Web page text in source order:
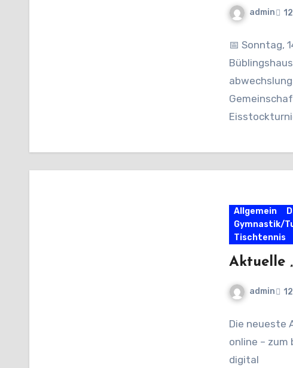
admin
📅 Sonntag,
Allgemein
Gymnastik/
Tischtennis
Aktuelle
admin
Die neueste
online – zum
digital